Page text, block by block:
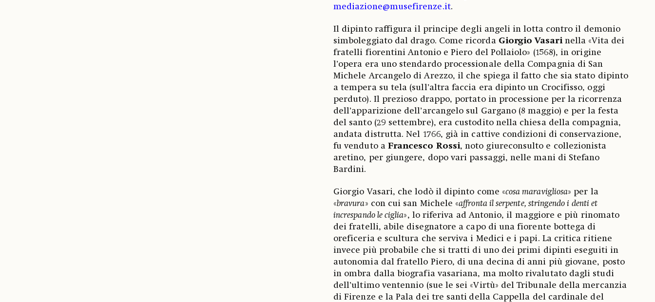
mediazione@musefirenze.it.
Il dipinto raffigura il principe degli angeli in lotta contro il demonio
simboleggiato dal drago. Come ricorda Giorgio Vasarinella «Vita dei
fratelli fiorentini Antonio e Piero del Pollaiolo» (1568), in origine
l’opera era uno stendardo processionale della Compagnia di San
Michele Arcangelo di Arezzo, il che spiega il fatto che sia stato dipinto
a tempera su tela (sull’altra faccia era dipinto un Crocifisso, oggi
perduto). Il prezioso drappo, portato in processione per la ricorrenza
dell’apparizione dell’arcangelo sul Gargano (8 maggio) e per la festa
del santo (29 settembre), era custodito nella chiesa della compagnia,
andata distrutta. Nel 1766, già in cattive condizioni di conservazione,
fu venduto a Francesco Rossi, noto giureconsulto e collezionista
aretino, per giungere, dopo vari passaggi, nelle mani di Stefano
Bardini.
Giorgio Vasari, che lodò il dipinto come «cosa maravigliosa» per la
«bravura» con cui san Michele «affronta il serpente, stringendo i denti et
increspando le ciglia», lo riferiva ad Antonio, il maggiore e più rinomato
dei fratelli, abile disegnatore a capo di una fiorente bottega di
oreficeria e scultura che serviva i Medici e i papi. La critica ritiene
invece più probabile che si tratti di uno dei primi dipinti eseguiti in
autonomia dal fratello Piero, di una decina di anni più giovane, posto
in ombra dalla biografia vasariana, ma molto rivalutato dagli studi
dell’ultimo ventennio (sue le sei «Virtù» del Tribunale della mercanzia
di Firenze e la Pala dei tre santi della Cappella del cardinale del